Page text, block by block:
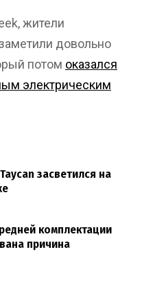
жители
довольно
потом оказался
электрическим
засветился на
комплектации
причина